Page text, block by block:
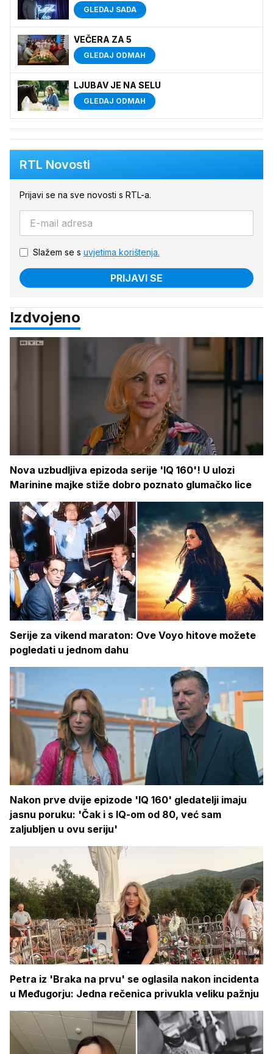
GLEDAJ SADA
VEČERA ZA 5
GLEDAJ ODMAH
LJUBAV JE NA SELU
GLEDAJ ODMAH
RTL Novosti
Prijavi se na sve novosti s RTL-a.
Slažem se s uvjetima korištenja.
PRIJAVI SE
Izdvojeno
Nova uzbudljiva epizoda serije 'IQ 160'! U ulozi
Marinine majke stiže dobro poznato glumačko lice
Serije za vikend maraton: Ove Voyo hitove možete
pogledati u jednom dahu
Nakon prve dvije epizode 'IQ 160' gledatelji imaju
jasnu poruku: 'Čak i s IQ-om od 80, već sam
zaljubljen u ovu seriju'
Petra iz 'Braka na prvu' se oglasila nakon incidenta
u Međugorju: Jedna rečenica privukla veliku pažnju